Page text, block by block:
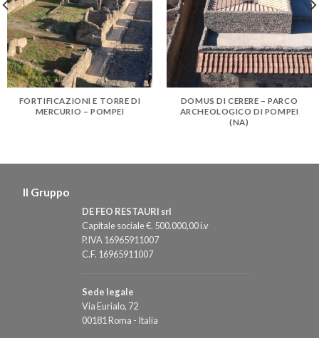
FORTIFICAZIONI E TORRE DI
MERCURIO – POMPEI
DOMUS DI CERERE – PARCO
ARCHEOLOGICO DI POMPEI
(NA)
Il Gruppo
DE FEO RESTAURI srl
Capitale sociale €. 500.000,00 i.v
P.IVA 16965911007
C.F. 16965911007
Sede legale
Via Eurialo, 72
00181 Roma - Italia